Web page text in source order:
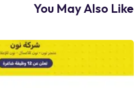
You May Also Like